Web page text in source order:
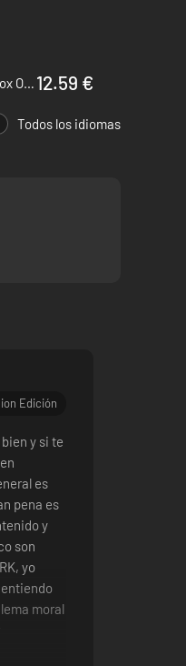
Shadow Tactics: Blades of the Shogun - Xbox One 12.59 €
Todos los idiomas
Edición
y si te
es
pena es
y
son
yo
moral